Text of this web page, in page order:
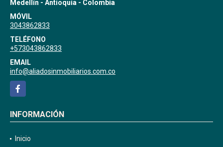
Medellín - Antioquia - Colombia
MÓVIL
3043862833
TELÉFONO
+573043862833
EMAIL
info@aliadosinmobiliarios.com.co
Facebook
INFORMACIÓN
Inicio